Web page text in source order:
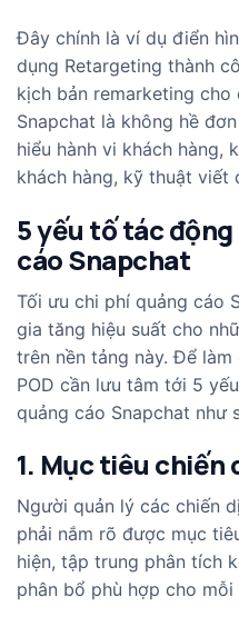
Đây chính là ví dụ điển
dụng Retargeting thành
kịch bản remarketing
Snapchat là không hề
hiểu hành vi khách hàng,
khách hàng, kỹ thuật viết
5 yếu tố tác
cáo Snapchat
Tối ưu chi phí quảng cáo
gia tăng hiệu suất cho
trên nền tảng này. Để
POD cần lưu tâm tới 5
quảng cáo Snapchat như
1. Mục tiêu chiến
Người quản lý các chiến
phải nắm rõ được mục
hiện, tập trung phân tích
phân bổ phù hợp cho